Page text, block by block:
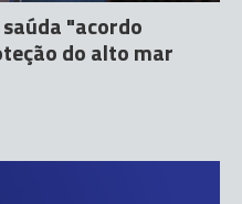
"acordo
do alto mar